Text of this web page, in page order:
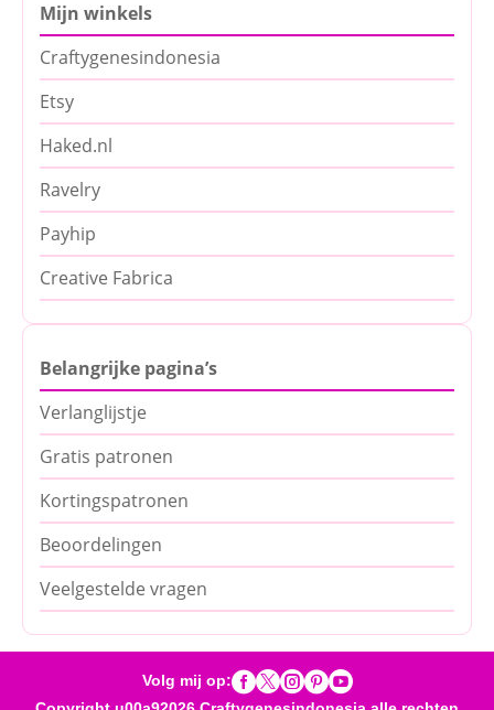
Mijn winkels
Craftygenesindonesia
Etsy
Haked.nl
Ravelry
Payhip
Creative Fabrica
Belangrijke pagina’s
Verlanglijstje
Gratis patronen
Kortingspatronen
Beoordelingen
Veelgestelde vragen
Volg mij op: